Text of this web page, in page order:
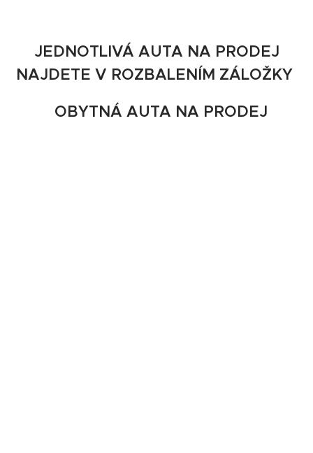
JEDNOTLIVÁ AUTA NA PRODEJ
NAJDETE V ROZBALENÍM ZÁLOŽKY
OBYTNÁ AUTA NA PRODEJ